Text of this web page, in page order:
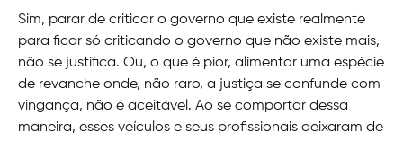
Sim, parar de criticar o governo que existe realmente
para ficar só criticando o governo que não existe mais,
não se justifica. Ou, o que é pior, alimentar uma espécie
de revanche onde, não raro, a justiça se confunde com
vingança, não é aceitável. Ao se comportar dessa
maneira, esses veículos e seus profissionais deixaram de